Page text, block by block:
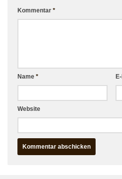
Kommentar *
Name *
Website